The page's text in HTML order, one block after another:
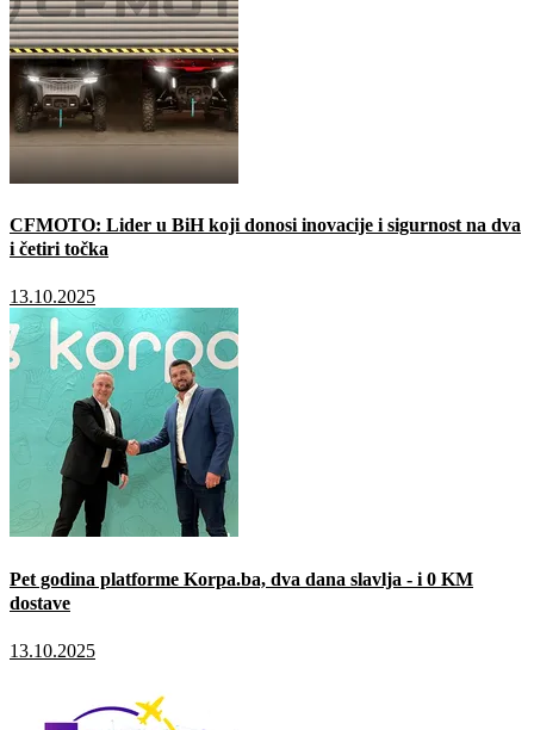
CFMOTO: Lider u BiH koji donosi inovacije i sigurnost na dva
i četiri točka
13.10.2025
Pet godina platforme Korpa.ba, dva dana slavlja - i 0 KM
dostave
13.10.2025